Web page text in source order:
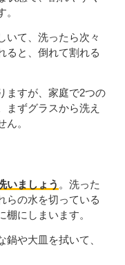
いて、洗ったら次々
ると、倒れて割れる
ますが、家庭で2つの
まずグラスから洗え
。
いましょう 。洗った
らの水を切っている
にしまいます。
や大皿を拭いて、